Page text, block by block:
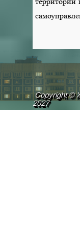
Copyright ©
2027